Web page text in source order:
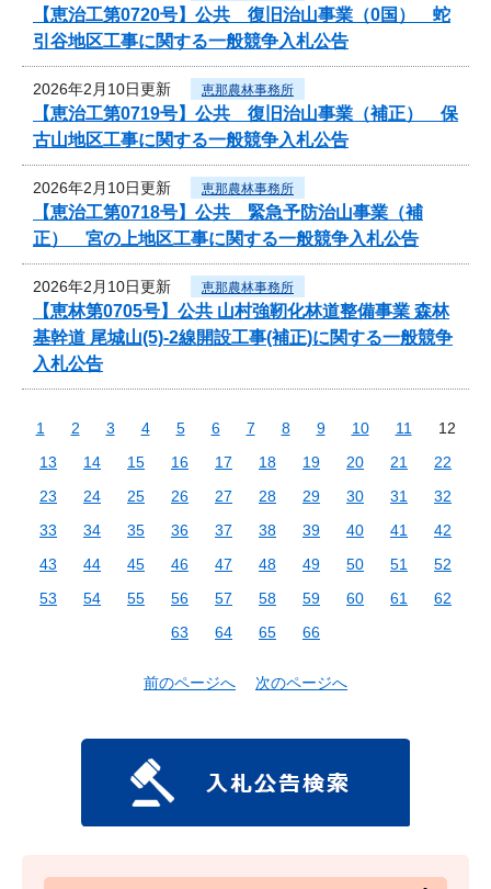
【恵治工第0720号】公共 復旧治山事業（0国） 蛇
引谷地区工事に関する一般競争入札公告
2026年2月10日更新 恵那農林事務所
【恵治工第0719号】公共 復旧治山事業（補正） 保
古山地区工事に関する一般競争入札公告
2026年2月10日更新 恵那農林事務所
【恵治工第0718号】公共 緊急予防治山事業（補
正） 宮の上地区工事に関する一般競争入札公告
2026年2月10日更新 恵那農林事務所
【恵林第0705号】公共 山村強靭化林道整備事業 森林
基幹道 尾城山(5)-2線開設工事(補正)に関する一般競争
入札公告
1 2 3 4 5 6 7 8 9 10 11
12
13
14 15 16 17 18 19 20 21
22
23
24 25 26 27 28 29 30 31
32
33
34 35 36 37 38 39 40 41
42
43
44 45 46 47 48 49 50 51
52
53
54 55 56 57 58 59 60 61
62
63
64 65 66
前のページへ 次のページへ